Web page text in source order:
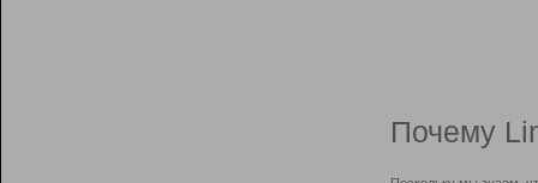
Почему